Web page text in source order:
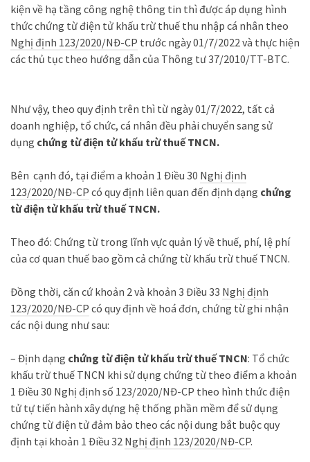
kiện về hạ tầng công nghệ thông tin thì được áp dụng hình
thức chứng từ điện tử khấu trừ thuế thu nhập cá nhân theo
Nghị định 123/2020/NĐ-CP trước ngày 01/7/2022 và thực hiện
các thủ tục theo hướng dẫn của Thông tư 37/2010/TT-BTC.
Như vậy, theo quy định trên thì từ ngày 01/7/2022, tất cả
doanh nghiệp, tổ chức, cá nhân đều phải chuyển sang sử
dụng chứng từ điện tử khấu trừ thuế TNCN.
Bên cạnh đó, tại điểm a khoản 1 Điều 30 Nghị định
123/2020/NĐ-CP có quy định liên quan đến định dạng chứng
từ điện tử khấu trừ thuế TNCN.
Theo đó: Chứng từ trong lĩnh vực quản lý về thuế, phí, lệ phí
của cơ quan thuế bao gồm cả chứng từ khấu trừ thuế TNCN.
Đồng thời, căn cứ khoản 2 và khoản 3 Điều 33 Nghị định
123/2020/NĐ-CP có quy định về hoá đơn, chứng từ ghi nhận
các nội dung như sau:
– Định dạng chứng từ điện tử khấu trừ thuế TNCN: Tổ chức
khấu trừ thuế TNCN khi sử dụng chứng từ theo điểm a khoản
1 Điều 30 Nghị định số 123/2020/NĐ-CP theo hình thức điện
tử tự tiến hành xây dựng hệ thống phần mềm để sử dụng
chứng từ điện tử đảm bảo theo các nội dung bắt buộc quy
định tại khoản 1 Điều 32 Nghị định 123/2020/NĐ-CP.